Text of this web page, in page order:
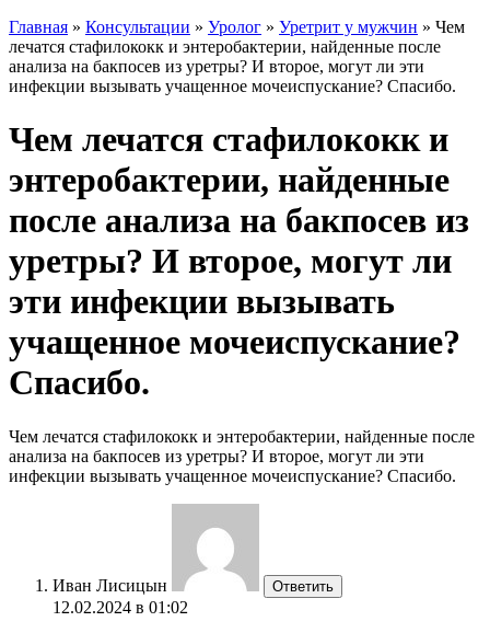
Главная » Консультации » Уролог » Уретрит у мужчин » Чем
лечатся стафилококк и энтеробактерии, найденные после
анализа на бакпосев из уретры? И второе, могут ли эти
инфекции вызывать учащенное мочеиспускание? Спасибо.
Чем лечатся стафилококк и
энтеробактерии, найденные
после анализа на бакпосев из
уретры? И второе, могут ли
эти инфекции вызывать
учащенное мочеиспускание?
Спасибо.
Чем лечатся стафилококк и энтеробактерии, найденные после
анализа на бакпосев из уретры? И второе, могут ли эти
инфекции вызывать учащенное мочеиспускание? Спасибо.
Иван Лисицын Ответить
12.02.2024 в 01:02